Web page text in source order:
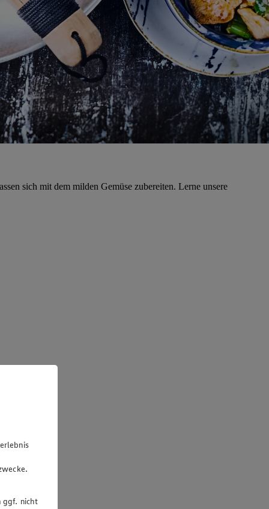
sich mit dem milden Gemüse zubereiten. Lerne unsere
ggf. nicht